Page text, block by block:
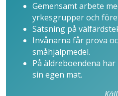
Gemensamt arbete
yrkesgrupper och
Satsning på
Invånarna får prova
småhjälpmedel.
På äldreboendena
sin egen mat.